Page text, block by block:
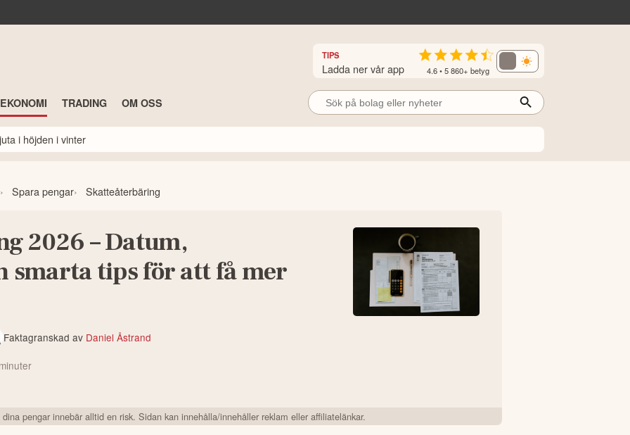
TIPS
Ladda ner vår app 4.6 • 5 860+ betyg
TRADING OM OSS
i höjden i vinter
Spara pengar Skatteåterbäring
2026 – Datum,
smarta tips för att få mer
Faktagranskad av Daniel Åstrand
minuter
pengar innebär alltid en risk. Sidan kan innehålla/innehåller reklam eller affiliatelänkar.